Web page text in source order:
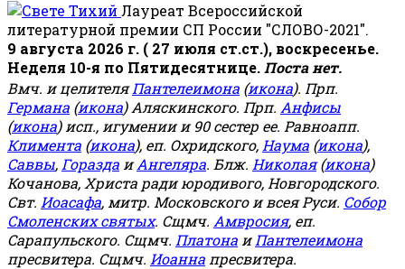
Лауреат Всероссийской
литературной премии СП России "СЛОВО-2021".
9 августа 2026 г. ( 27 июля ст.ст.), воскресенье.
Неделя 10-я по Пятидесятнице. Поста нет.
Вмч. и целителяПантелеимона (икона). Прп.
Германа (икона) Аляскинского. Прп. Анфисы
(икона) исп., игумении и 90 сестер ее. Равноапп.
Климента (икона), еп. Охридского, Наума (икона),
Саввы, Горазда иАнгеляра. Блж. Николая(икона)
Кочанова, Христа ради юродивого, Новгородского.
Свт. Иоасафа, митр. Московского и всея Руси. Собор
Смоленских святых. Сщмч. Амвросия, еп.
Сарапульского. Сщмч. Платона иПантелеимона
пресвитера. Сщмч. Иоанна пресвитера.